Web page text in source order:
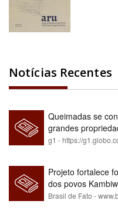
Notícias Recentes
Queimadas se
grandes
relatório
g1 - https://
Projeto fortalece
dos povos
Brasil de Fato -